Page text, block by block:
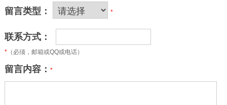
留言类型： *
联系方式：
*（必须，邮箱或QQ或电话）
留言内容： *